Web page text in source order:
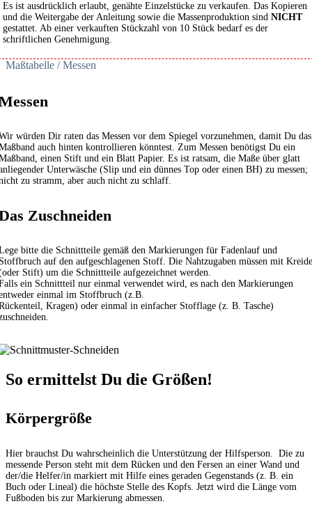
Es ist ausdrücklich erlaubt, genähte Einzelstücke zu verkaufen. Das Kopieren
und die Weitergabe der Anleitung sowie die Massenproduktion sind NICHT
gestattet. Ab einer verkauften Stückzahl von 10 Stück bedarf es der
schriftlichen Genehmigung.
Maßtabelle / Messen
würden Dir raten das Messen vor dem Spiegel vorzunehmen, damit Du das
auch hinten kontrollieren könntest. Zum Messen benötigst Du ein
einen Stift und ein Blatt Papier. Es ist ratsam, die Maße über glatt
Unterwäsche (Slip und ein dünnes Top oder einen BH) zu messen;
zu stramm, aber auch nicht zu schlaff.
Zuschneiden
bitte die Schnittteile gemäß den Markierungen für Fadenlauf und
auf den aufgeschlagenen Stoff. Die Nahtzugaben müssen mit Kreide
Stift) um die Schnittteile aufgezeichnet werden.
ein Schnittteil nur einmal verwendet wird, es nach den Markierungen
einmal im Stoffbruch (z.B.
Kragen) oder einmal in einfacher Stofflage (z. B. Tasche)
So ermittelst Du die Größen!
Körpergröße
Hier brauchst Du wahrscheinlich die Unterstützung der Hilfsperson. Die zu
messende Person steht mit dem Rücken und den Fersen an einer Wand und
der/die Helfer/in markiert mit Hilfe eines geraden Gegenstands (z. B. ein
Buch oder Lineal) die höchste Stelle des Kopfs. Jetzt wird die Länge vom
Fußboden bis zur Markierung abmessen.